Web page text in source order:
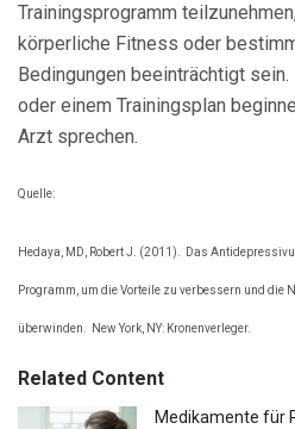
Trainingsprogramm
körperliche Fitness oder
Bedingungen beeinträchtigt
oder einem Trainingsplan
Arzt sprechen.
Quelle:
Hedaya, MD, Robert J. (2011). Das
Programm, um die Vorteile zu verbessern und die
überwinden. New York, NY: Kronenverleger.
Related Content
Medikamente für